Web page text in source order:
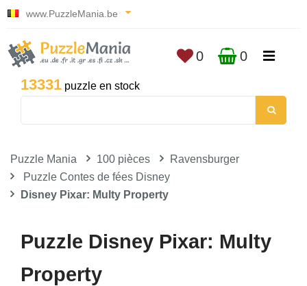
www.PuzzleMania.be
13331 puzzle en stock
0 0
Puzzle Mania 100 pièces
Ravensburger
Puzzle Contes de fées Disney
Disney Pixar: Multy Property
Puzzle Disney Pixar: Multy
Property